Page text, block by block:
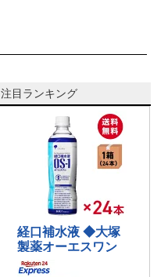
注目ランキング